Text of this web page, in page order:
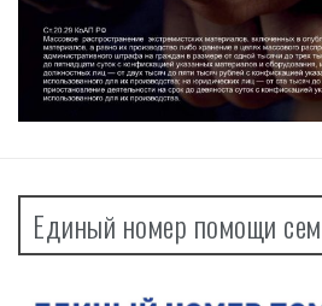
Единый номер помощи